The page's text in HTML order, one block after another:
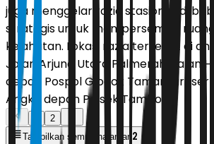
juga menggelar razia stasioner di
strategis untuk mempersempit
kejahatan. Lokasi razia tersebut di
Jalan Arjuna Utara Palmerah, Jalan
depan Pospol Glodok Tamansari,
Angke depan Polsek Tambora.
2
Tampilkan semua halaman 2